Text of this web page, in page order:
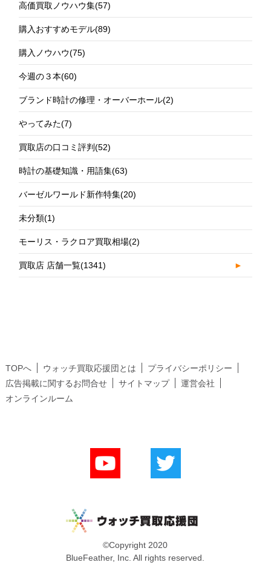
高価買取ノウハウ集(57)
購入おすすめモデル(89)
購入ノウハウ(75)
今週の３本(60)
ブランド時計の修理・オーバーホール(2)
やってみた(7)
買取店の口コミ評判(52)
時計の基礎知識・用語集(63)
バーゼルワールド新作特集(20)
未分類(1)
モーリス・ラクロア買取相場(2)
買取店 店舗一覧(1341) ►
TOPへ ウォッチ買取応援団とは
プライバシーポリシー
広告掲載に関するお問合せ
サイトマップ
運営会社
オンラインルーム
©Copyright 2020
BlueFeather, Inc. All rights reserved.